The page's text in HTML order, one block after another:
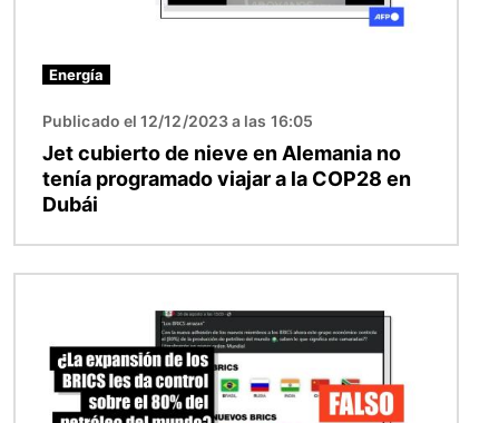
Energía
Publicado el 12/12/2023 a las 16:05
Jet cubierto de nieve en Alemania no
tenía programado viajar a la COP28 en
Dubái